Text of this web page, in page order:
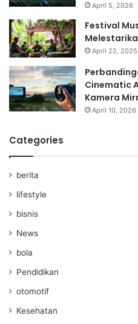
April 5, 2026
Festival
April 22, 2025
Cinematic
Kamera
April 10, 2026
Categories
berita
lifestyle
bisnis
News
bola
Pendidikan
otomotif
Kesehatan